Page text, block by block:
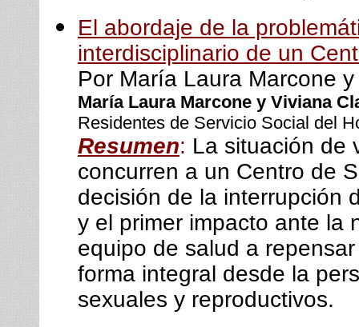
El abordaje de la
interdisciplinario de un
Por María Laura Marcone
María Laura Marcone y Viviana
Residentes de Servicio Social del
Resumen: La situación de
concurren a un Centro de
decisión de la interrupción
y el primer impacto ante la
equipo de salud a
forma integral desde la
sexuales y reproductivos.